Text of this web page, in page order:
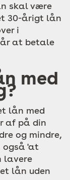
skal være
30-årigt lån
i
år at betale
med
lån med
af på din
og mindre,
også 'at
lavere
lån uden